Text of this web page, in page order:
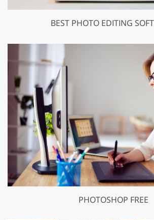
BEST PHOTO EDITING
PHOTOSHOP FREE